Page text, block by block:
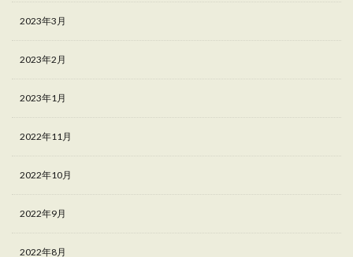
2023年3月
2023年2月
2023年1月
2022年11月
2022年10月
2022年9月
2022年8月